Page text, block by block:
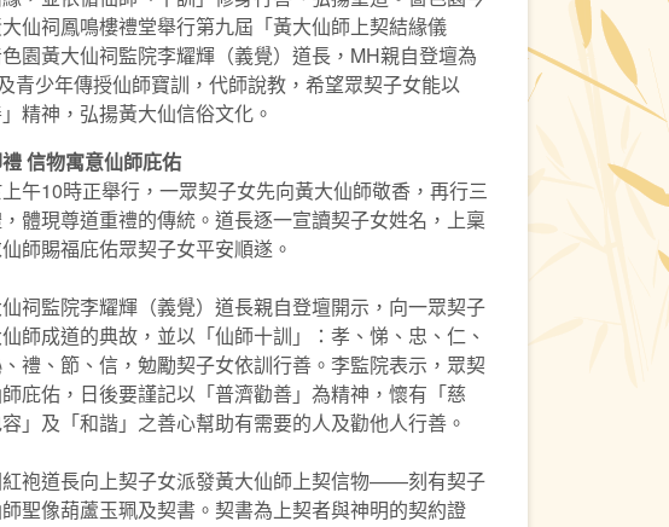
仙祠鳳鳴樓禮堂舉行第九屆「黃大仙師上契結緣儀
園黃大仙祠監院李耀輝（義覺）道長，MH親自登壇為
青少年傳授仙師寶訓，代師說教，希望眾契子女能以
」精神，弘揚黃大仙信俗文化。
信物寓意仙師庇佑
午10時正舉行，一眾契子女先向黃大仙師敬香，再行三
體現尊道重禮的傳統。道長逐一宣讀契子女姓名，上稟
師賜福庇佑眾契子女平安順遂。
祠監院李耀輝（義覺）道長親自登壇開示，向一眾契子
師成道的典故，並以「仙師十訓」：孝、悌、忠、仁、
禮、節、信，勉勵契子女依訓行善。李監院表示，眾契
庇佑，日後要謹記以「普濟勸善」為精神，懷有「慈
」及「和諧」之善心幫助有需要的人及勸他人行善。
袍道長向上契子女派發黃大仙師上契信物——刻有契子
聖像葫蘆玉珮及契書。契書為上契者與神明的契約證